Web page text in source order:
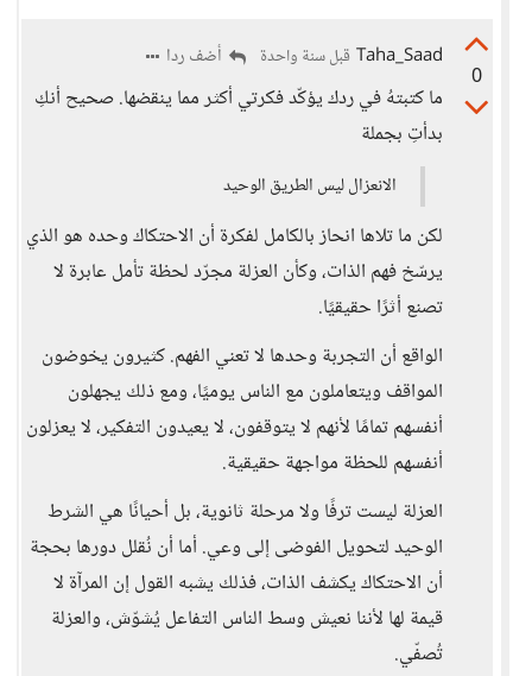
0
Taha_Saad قبل سنة واحدة أضف ردا
ما كتبتهُ في ردك يؤكّد فكرتي أكثر مما ينقضها. صحيح أنكِ
بدأتِ بجملة
الانعزال ليس الطريق الوحيد
لكن ما تلاها انحاز بالكامل لفكرة أن الاحتكاك وحده هو الذي
يرسّخ فهم الذات، وكأن العزلة مجرّد لحظة تأمل عابرة لا
تصنع أثرًا حقيقيًا.
الواقع أن التجربة وحدها لا تعني الفهم. كثيرون يخوضون
المواقف ويتعاملون مع الناس يوميًا، ومع ذلك يجهلون
أنفسهم تمامًا لأنهم لا يتوقفون، لا يعيدون التفكير، لا يعزلون
أنفسهم للحظة مواجهة حقيقية.
العزلة ليست ترفًا ولا مرحلة ثانوية، بل أحيانًا هي الشرط
الوحيد لتحويل الفوضى إلى وعي. أما أن نُقلل دورها بحجة
أن الاحتكاك يكشف الذات، فذلك يشبه القول إن المرآة لا
قيمة لها لأننا نعيش وسط الناس التفاعل يُشوّش، والعزلة
تُصفّي.